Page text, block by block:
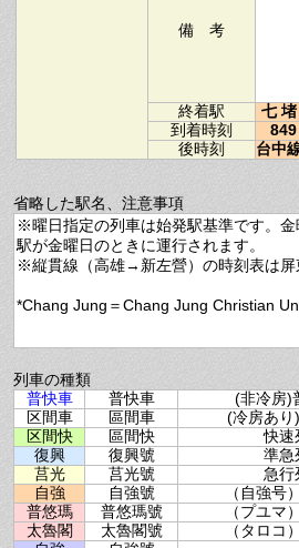
備 考
終着駅 七 堵
到着時刻
849
後時刻
台中
省略した駅名、注意事項
※曜日指定の列車は始発駅基準です。
駅が金曜日のときに運行されます。
※縦貫線（高雄→新左營）の時刻表は屏
*Chang Jung＝Chang Jung Christian
列車の種類
普快車
普快車
(非冷房)
区間車
區間車
(冷房あり
区間快
區間快
快速
復興
復興號
準急
莒光
莒光號
急行
自強
自強號
（自強号
普悠瑪
普悠瑪號
（プユマ
太魯閣
太魯閣號
（タロコ